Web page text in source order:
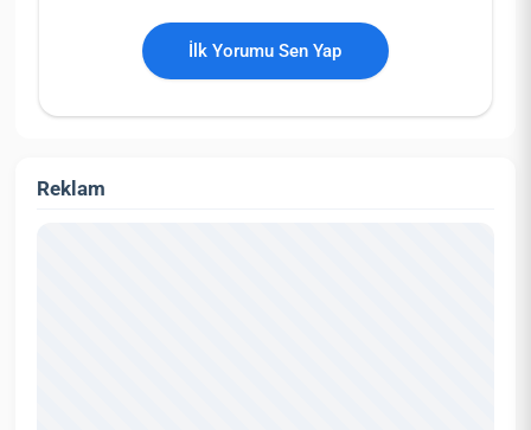
İlk Yorumu Sen Yap
Reklam